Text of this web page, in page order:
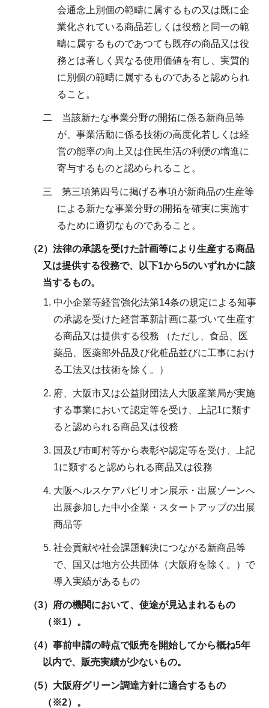
会通念上別個の範疇に属するもの又は既に企
業化されている商品若しくは役務と同一の範
疇に属するものであつても既存の商品又は役
務とは著しく異なる使用価値を有し、実質的
に別個の範疇に属するものであると認められ
ること。
二 当該新たな事業分野の開拓に係る新商品等
が、事業活動に係る技術の高度化若しくは経
営の能率の向上又は住民生活の利便の増進に
寄与するものと認められること。
三 第三項第四号に掲げる事項が新商品の生産等
による新たな事業分野の開拓を確実に実施す
るために適切なものであること。
（2）法律の承認を受けた計画等により生産する商品
又は提供する役務で、以下1から5のいずれかに該
当するもの。
中小企業等経営強化法第14条の規定による知事
の承認を受けた経営革新計画に基づいて生産す
る商品又は提供する役務 （ただし、食品、医
薬品、医薬部外品及び化粧品並びに工事におけ
る工法又は技術を除く。）
府、大阪市又は公益財団法人大阪産業局が実施
する事業において認定等を受け、上記1に類す
ると認められる商品又は役務
国及び市町村等から表彰や認定等を受け、上記
1に類すると認められる商品又は役務
大阪ヘルスケアパビリオン展示・出展ゾーンへ
出展参加した中小企業・スタートアップの出展
商品等
社会貢献や社会課題解決につながる新商品等
で、国又は地方公共団体（大阪府を除く。）で
導入実績があるもの
（3）府の機関において、使途が見込まれるもの
（※1）。
（4）事前申請の時点で販売を開始してから概ね5年
以内で、販売実績が少ないもの。
（5）大阪府グリーン調達方針に適合するもの
（※2）。